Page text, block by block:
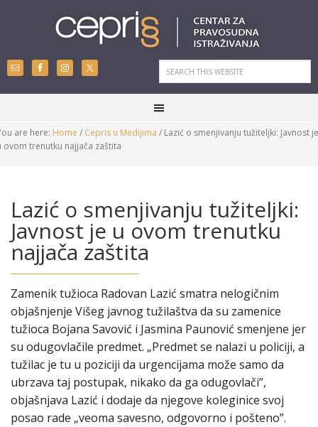
are here: Home / Cepris u Medijima / Lazić o smenjivanju tužiteljki: Javnost je
ovom trenutku najjača zaštita
Lazić o smenjivanju tužiteljki:
Javnost je u ovom trenutku
najjača zaštita
Zamenik tužioca Radovan Lazić smatra nelogičnim
objašnjenje Višeg javnog tužilaštva da su zamenice
tužioca Bojana Savović i Jasmina Paunović smenjene jer
su odugovlačile predmet. „Predmet se nalazi u policiji, a
tužilac je tu u poziciji da urgencijama može samo da
ubrzava taj postupak, nikako da ga odugovlači”,
objašnjava Lazić i dodaje da njegove koleginice svoj
posao rade „veoma savesno, odgovorno i pošteno”.